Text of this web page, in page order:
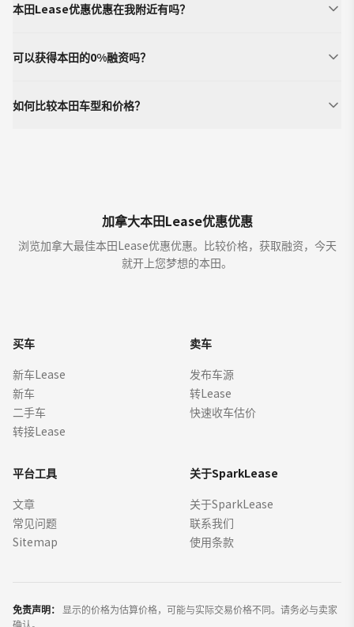
本田Lease优惠优惠在我附近有吗？
可以获得本田的0%融资吗？
如何比较本田车型和价格？
加拿大本田Lease优惠优惠
浏览加拿大最佳本田Lease优惠优惠。比较价格，获取融资，今天
就开上您梦想的本田。
买车
新车Lease
新车
二手车
转接Lease
卖车
发布车源
转Lease
快速收车估价
平台工具
文章
常见问题
Sitemap
关于SparkLease
关于SparkLease
联系我们
使用条款
免责声明：
显示的价格为估算价格，可能与实际交易价格不同。请务必与卖家
确认。